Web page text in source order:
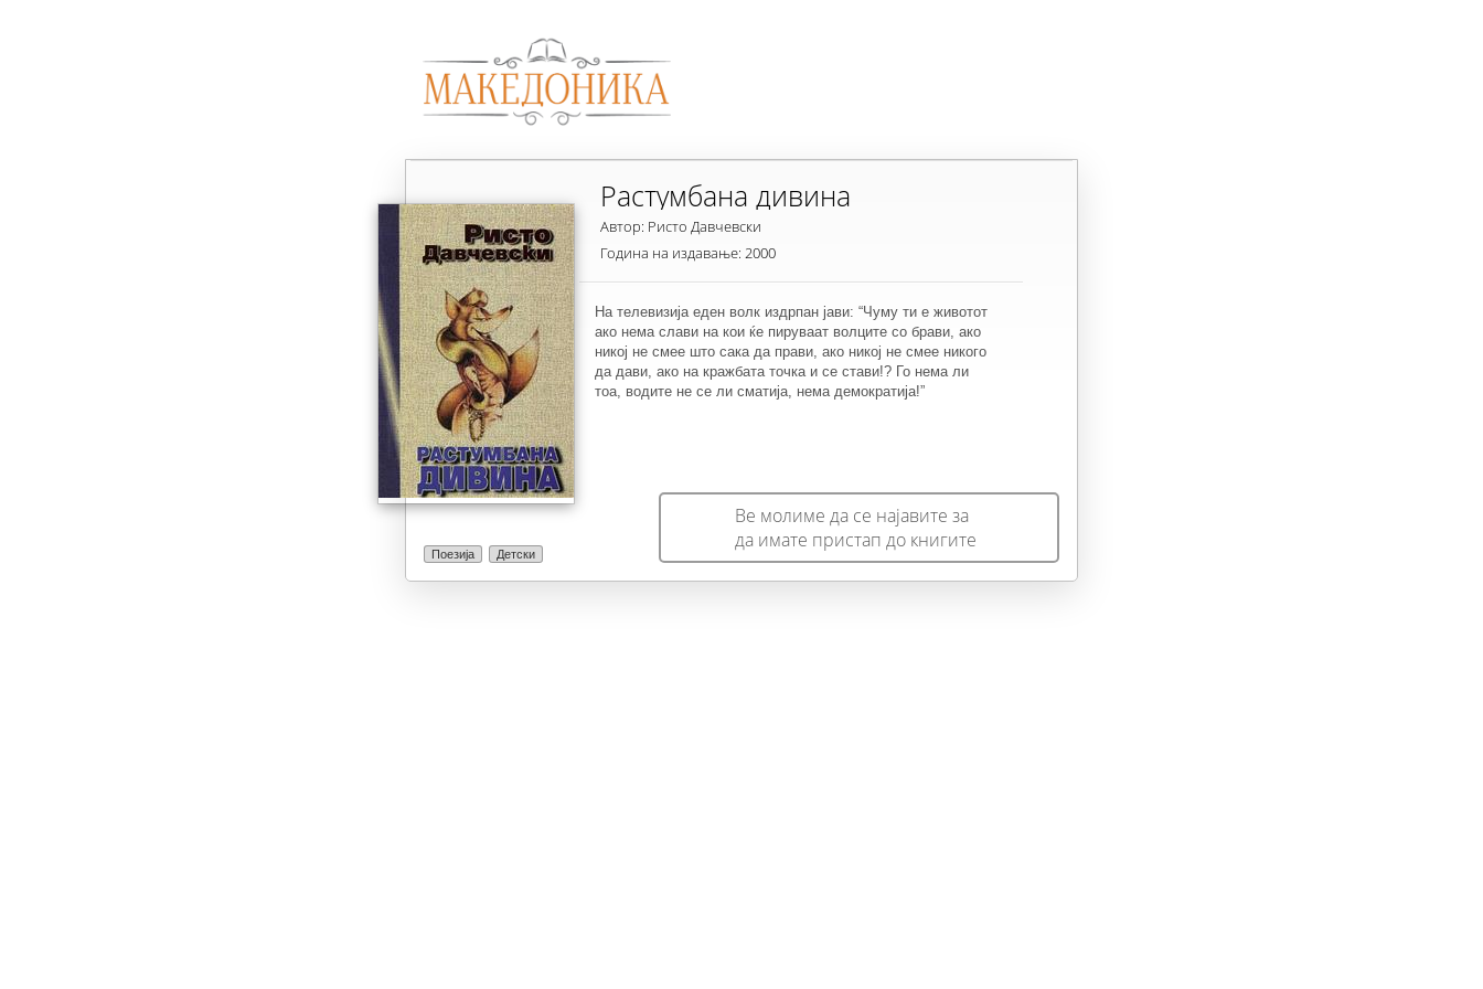
Поезија Детски
Растумбана дивина
Автор: Ристо Давчевски
Година на издавање: 2000
На телевизија еден волк издрпан јави: “Чуму ти е животот
ако нема слави на кои ќе пируваат волците со брави, ако
никој не смее што сака да прави, ако никој не смее никого
да дави, ако на кражбата точка и се стави!? Го нема ли
тоа, водите не се ли сматија, нема демократија!”
Ве молиме да се најавите за
да имате пристап до книгите